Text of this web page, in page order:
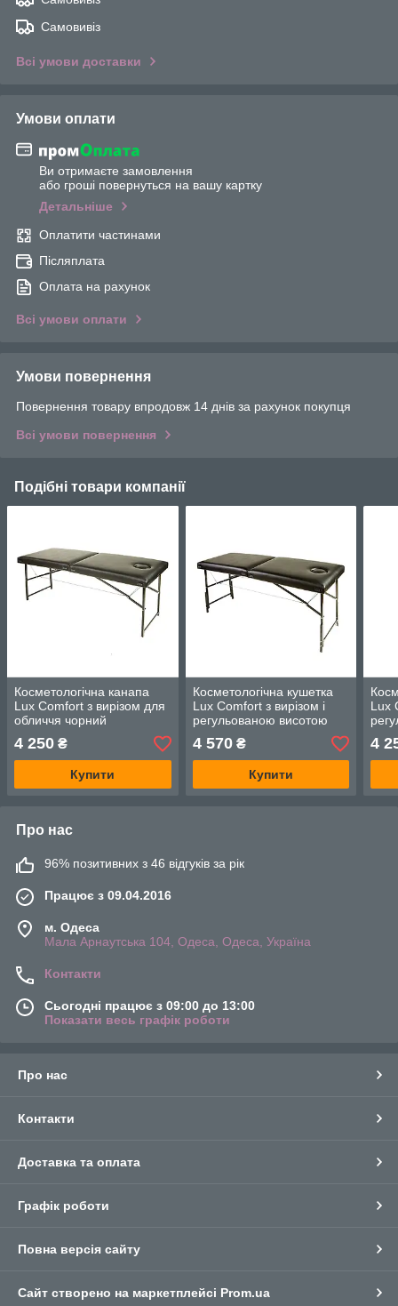
Самовивіз
Всі умови доставки
Умови оплати
Ви отримаєте замовлення
або гроші повернуться на вашу картку
Детальніше
Оплатити частинами
Післяплата
Оплата на рахунок
Всі умови оплати
Умови повернення
Повернення товару впродовж 14 днів за рахунок покупця
Всі умови повернення
Подібні товари компанії
Косметологічна канапа
Lux Comfort з вирізом для
обличчя чорний
4 250 ₴
Купити
Косметологічна кушетка
Lux Comfort з вирізом і
регульованою висотою
4 570₴
Купити
Lux
4
Про нас
96% позитивних з 46 відгуків за рік
Працює з 09.04.2016
м. Одеса
Мала Арнаутська 104, Одеса, Одеса, Україна
Контакти
Сьогодні працює з 09:00 до 13:00
Показати весь графік роботи
Про нас
Контакти
Доставка та оплата
Графік роботи
Повна версія сайту
Сайт створено на маркетплейсі Prom.ua